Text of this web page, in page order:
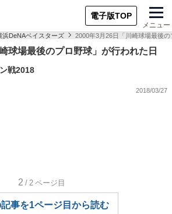
電子版TOP
メニュー
浜DeNAベイスターズ 2000年3月26日「川崎球場最後
球場最後のプロ野球」が行われた日
戦2018
2018/03/27
2 /2 ページ目
記事を1ページ目から読む